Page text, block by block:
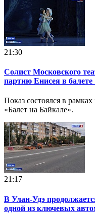
21:30
Солист Московского
партию Енисея в
Показ состоялся в
«Балет на Байкале».
21:17
В Улан-Удэ
одной из ключевых